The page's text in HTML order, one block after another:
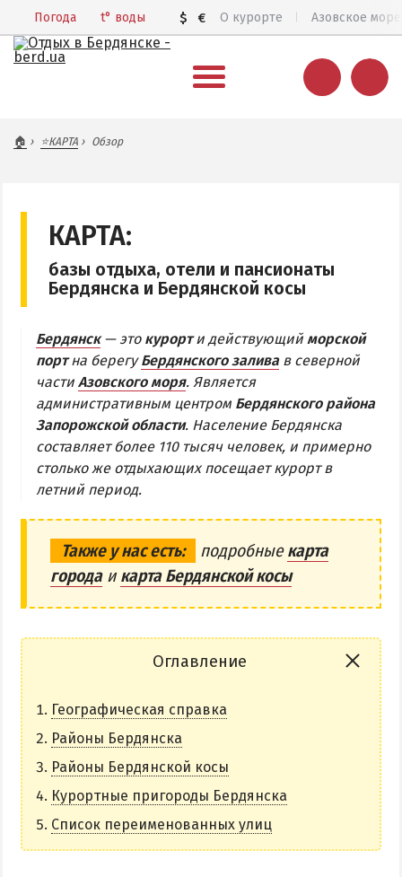
Погода t° воды $ € О курорте Азовское море
Цены 2026
Веб-камеры
КАРТА БЕРДЯНСКА
Городская часть
Бердянская коса
БЕРДЯНСКАЯ КОСА
Ближняя коса
Средняя коса
Дальняя коса
КОЛОНИЯ
КУРОРТ
ЛИСКИ
МАКОРТЫ
НАГОРНАЯ ЧАСТЬ
ПЕСКИ
🏠 ⭐КАРТА Обзор
КАРТА:
базы отдыха, отели и пансионаты
Бердянска и Бердянской косы
Бердянск— это курорти действующий морской
портна берегуБердянского залива в северной
части Азовского моря. Является
административным центром Бердянского района
Запорожской области. Население Бердянска
составляет более 110 тысяч человек, и примерно
столько же отдыхающих посещает курорт в
летний период.
Также у нас есть: подробныекарта
городаикарта Бердянской косы
Оглавление
Географическая справка
Районы Бердянска
Районы Бердянской косы
Курортные пригороды Бердянска
Список переименованных улиц